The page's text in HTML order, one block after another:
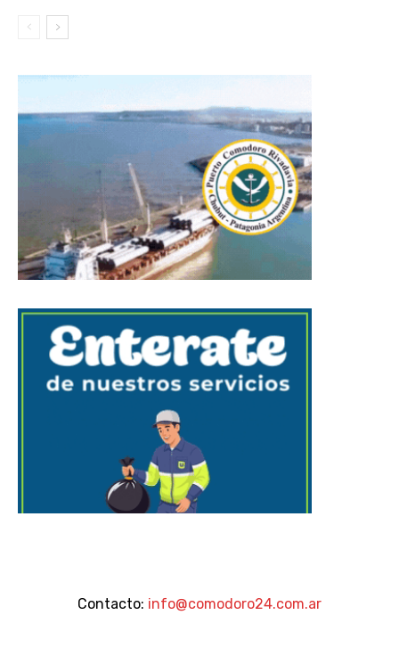
Contacto: info@comodoro24.com.ar